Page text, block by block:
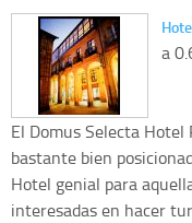
a
El Domus Selecta
bastante bien
Hotel genial para
interesadas en hacer